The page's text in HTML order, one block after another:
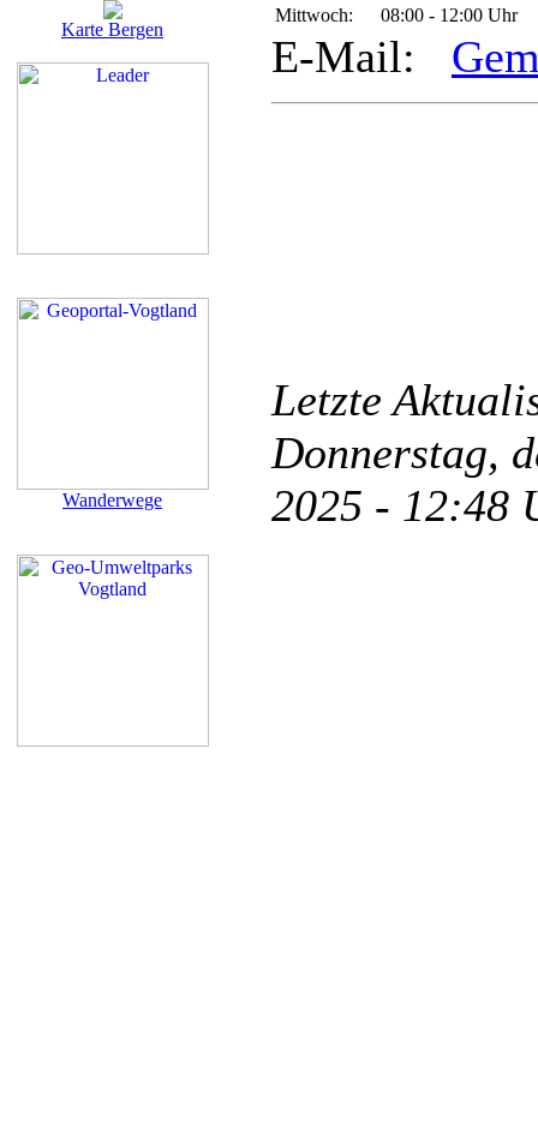
Karte Bergen
Wanderwege
Mittwoch:
08:00 - 12:00 Uhr
E-Mail:
Letzte
Donnerstag,
2025 -